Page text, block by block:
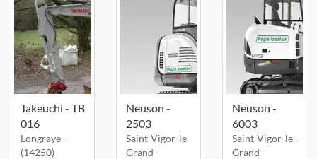
Takeuchi - TB
016
Longraye -
(14250)
Neuson -
2503
Saint-Vigor-le-
Grand -
Neuson -
6003
Saint-Vigor-le-
Grand -